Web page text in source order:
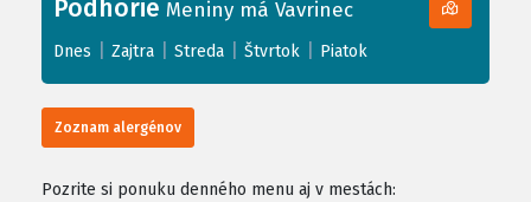
+
−
Podhorie Meniny má Vavrinec
Dnes Zajtra Streda Štvrtok Piatok
Zoznam alergénov
Pozrite si ponuku denného menu aj v mestách: